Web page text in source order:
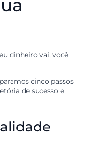
seu dinheiro vai, você